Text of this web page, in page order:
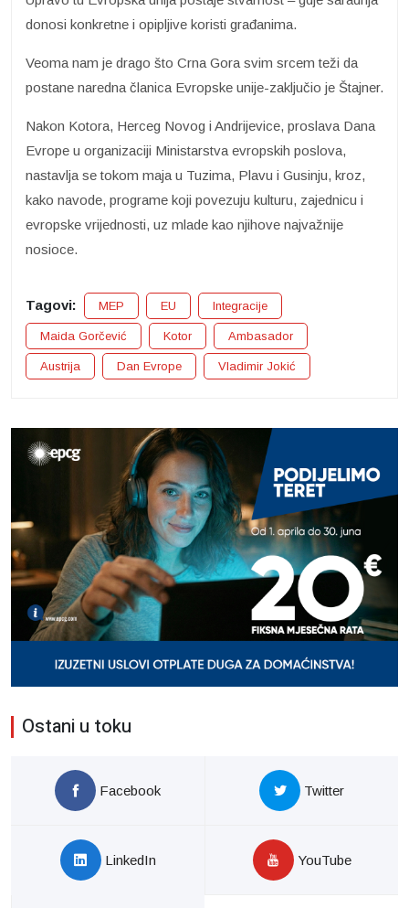
donosi konkretne i opipljive koristi građanima.
Veoma nam je drago što Crna Gora svim srcem teži da
postane naredna članica Evropske unije-zaključio je Štajner.
Nakon Kotora, Herceg Novog i Andrijevice, proslava Dana
Evrope u organizaciji Ministarstva evropskih poslova,
nastavlja se tokom maja u Tuzima, Plavu i Gusinju, kroz,
kako navode, programe koji povezuju kulturu, zajednicu i
evropske vrijednosti, uz mlade kao njihove najvažnije
nosioce.
Tagovi: MEP EU Integracije
Maida Gorčević Kotor Ambasador
Austrija Dan Evrope Vladimir Jokić
Ostani u toku
Facebook Twitter
LinkedIn YouTube